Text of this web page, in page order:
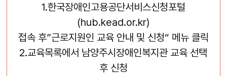
1.한국장애인고용공단서비스신청포털
(hub.kead.or.kr)
접속 후”근로지원인 교육 안내 및 신청“ 메뉴 클릭
2.교육목록에서 남양주시장애인복지관 교육 선택
후 신청